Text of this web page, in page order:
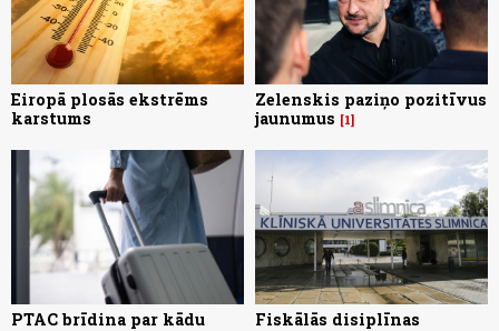
Eiropā plosās ekstrēms
karstums
Zelenskis paziņo pozitīvus
jaunumus
1
PTAC brīdina par kādu
Fiskālās disiplīnas